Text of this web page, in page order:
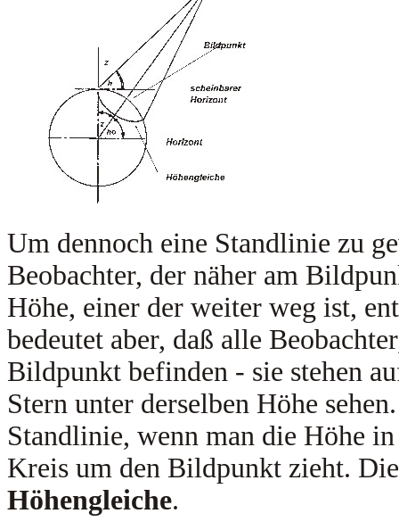
Um dennoch eine Standlinie zu
Beobachter, der näher am
Höhe, einer der weiter weg ist,
bedeutet aber, daß alle
Bildpunkt befinden - sie stehen
Stern unter derselben Höhe
Standlinie, wenn man die Höhe
Kreis um den Bildpunkt zieht.
Höhengleiche.